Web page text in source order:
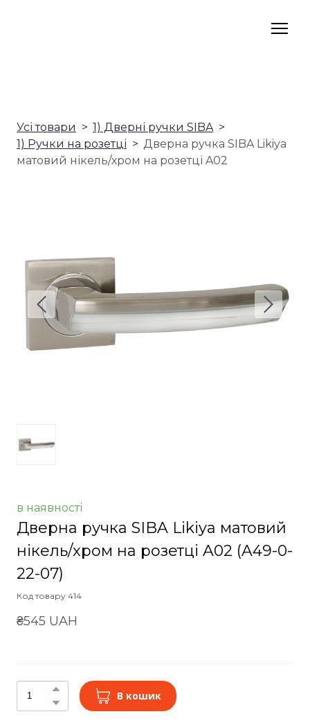
Усі товари
1) Дверні ручки SIBA
1) Ручки на розетці
Дверна ручка SIBA Likiya
матовий нікель/хром на розетці A02
в наявності
Дверна ручка SIBA Likiya матовий
нікель/хром на розетці A02 (A49-0-
22-07)
Код товару 414
₴545 UAH
В кошик